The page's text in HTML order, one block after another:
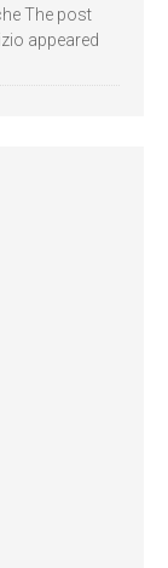
The post
appeared